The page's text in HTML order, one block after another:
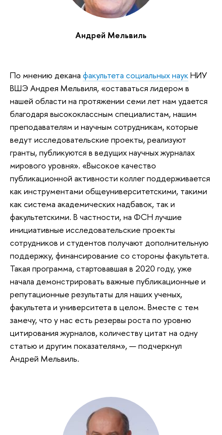
Андрей Мельвиль
По мнению декана факультета социальных наукНИУ
ВШЭ Андрея Мельвиля, «оставаться лидером в
нашей области на протяжении семи лет нам удается
благодаря высококлассным специалистам, нашим
преподавателям и научным сотрудникам, которые
ведут исследовательские проекты, реализуют
гранты, публикуются в ведущих научных журналах
мирового уровня». «Высокое качество
публикационной активности коллег поддерживается
как инструментами общеуниверситетскими, такими
как система академических надбавок, так и
факультетскими. В частности, на ФСН лучшие
инициативные исследовательские проекты
сотрудников и студентов получают дополнительную
поддержку, финансирование со стороны факультета.
Такая программа, стартовавшая в 2020 году, уже
начала демонстрировать важные публикационные и
репутационные результаты для наших ученых,
факультета и университета в целом. Вместе с тем
замечу, что у нас есть резервы роста по уровню
цитирования журналов, количеству цитат на одну
статью и другим показателям», — подчеркнул
Андрей Мельвиль.